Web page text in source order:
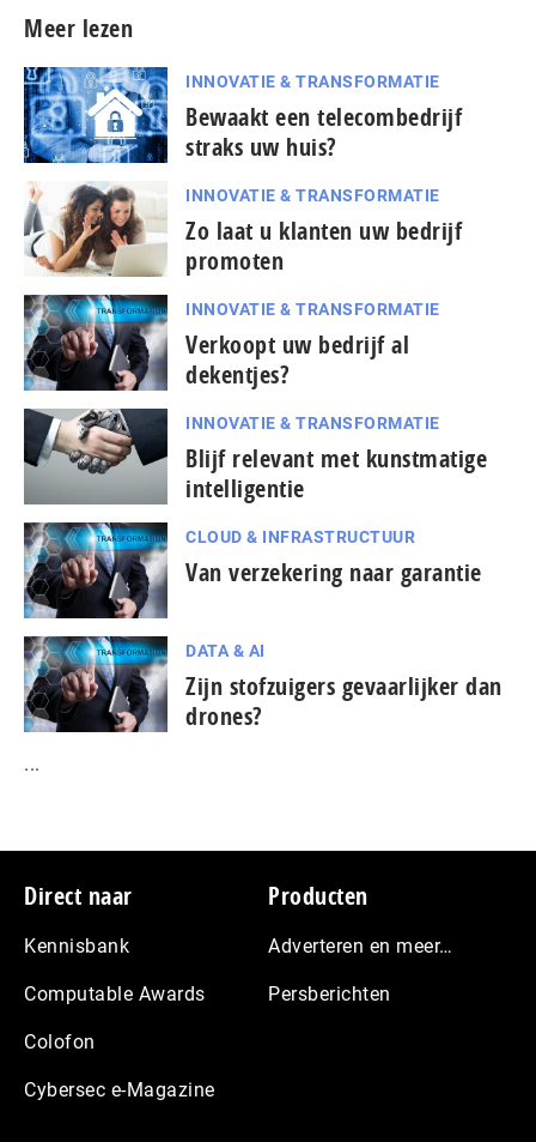
Meer lezen
INNOVATIE & TRANSFORMATIE
Bewaakt een telecombedrijf
straks uw huis?
INNOVATIE & TRANSFORMATIE
Zo laat u klanten uw bedrijf
promoten
INNOVATIE & TRANSFORMATIE
Verkoopt uw bedrijf al
dekentjes?
INNOVATIE & TRANSFORMATIE
Blijf relevant met kunstmatige
intelligentie
CLOUD & INFRASTRUCTUUR
Van verzekering naar garantie
DATA & AI
Zijn stofzuigers gevaarlijker dan
drones?
...
Footer
Direct naar
Kennisbank
Computable Awards
Colofon
Cybersec e-Magazine
Producten
Adverteren en meer…
Persberichten